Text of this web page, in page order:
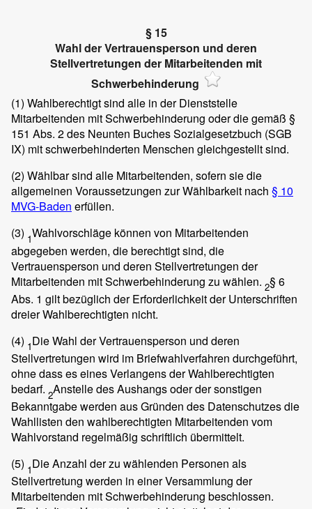
§ 15
Wahl der Vertrauensperson und deren
Stellvertretungen der Mitarbeitenden mit
Schwerbehinderung
(1) Wahlberechtigt sind alle in der Dienststelle
Mitarbeitenden mit Schwerbehinderung oder die gemäß §
151 Abs. 2 des Neunten Buches Sozialgesetzbuch (SGB
IX) mit schwerbehinderten Menschen gleichgestellt sind.
(2) Wählbar sind alle Mitarbeitenden, sofern sie die
allgemeinen Voraussetzungen zur Wählbarkeit nach § 10
MVG-Baden erfüllen.
(3) 1Wahlvorschläge können von Mitarbeitenden
abgegeben werden, die berechtigt sind, die
Vertrauensperson und deren Stellvertretungen der
Mitarbeitenden mit Schwerbehinderung zu wählen. 2§ 6
Abs. 1 gilt bezüglich der Erforderlichkeit der Unterschriften
dreier Wahlberechtigten nicht.
(4) 1Die Wahl der Vertrauensperson und deren
Stellvertretungen wird im Briefwahlverfahren durchgeführt,
ohne dass es eines Verlangens der Wahlberechtigten
bedarf. 2Anstelle des Aushangs oder der sonstigen
Bekanntgabe werden aus Gründen des Datenschutzes die
Wahllisten den wahlberechtigten Mitarbeitenden vom
Wahlvorstand regelmäßig schriftlich übermittelt.
(5) 1Die Anzahl der zu wählenden Personen als
Stellvertretung werden in einer Versammlung der
Mitarbeitenden mit Schwerbehinderung beschlossen.